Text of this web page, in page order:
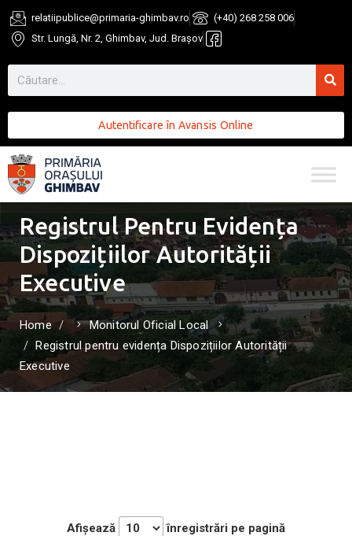
relatiipublice@primaria-ghimbav.ro
(+40) 268 258 006
Str. Lungă, Nr. 2, Ghimbav, Jud. Brașov
Autentificare în Avansis Online
Registrul Pentru Evidența
Dispozițiilor Autorității
Executive
Home
Monitorul Oficial Local
Registrul pentru evidența Dispozițiilor Autorității
Executive
Afișează înregistrări pe pagină